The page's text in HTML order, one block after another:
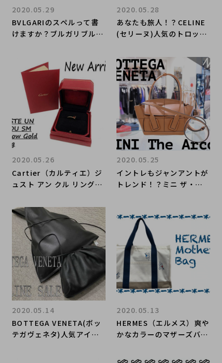
BVLGARIのスペルって書
けますか？ブルガリブルガ
【ブランドコレクト表参道
店】
2020.05.29
あなたも旅人！？CELINE
(セリーヌ)人気のトロッタ
ト表参道店】
2020.05.28
Cartier（カルティエ）ジ
ュスト アン クル リングを
ランドコレクト表参道店】
2020.05.26
イントレもジャンアントが
トレンド！？ミニ ザ・ア
2020.05.25
BOTTEGA VENETA(ボッ
テガヴェネタ)人気アイテ
2020.05.14
HERMES（エルメス）爽や
かなカラーのマザーズバッ
ドコレクト表参道店】
2020.05.13